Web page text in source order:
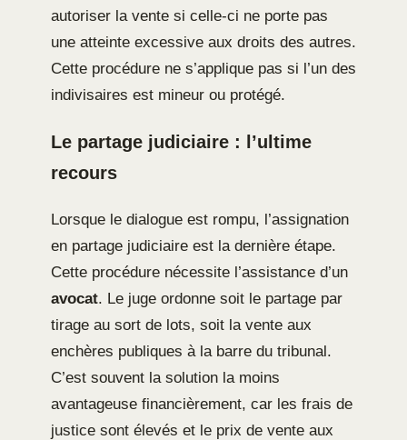
autoriser la vente si celle-ci ne porte pas
une atteinte excessive aux droits des autres.
Cette procédure ne s’applique pas si l’un des
indivisaires est mineur ou protégé.
Le partage judiciaire : l’ultime
recours
Lorsque le dialogue est rompu, l’assignation
en partage judiciaire est la dernière étape.
Cette procédure nécessite l’assistance d’un
avocat. Le juge ordonne soit le partage par
tirage au sort de lots, soit la vente aux
enchères publiques à la barre du tribunal.
C’est souvent la solution la moins
avantageuse financièrement, car les frais de
justice sont élevés et le prix de vente aux